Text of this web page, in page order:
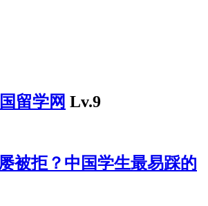
留学网 Lv.9
被拒？中国学生最易踩的